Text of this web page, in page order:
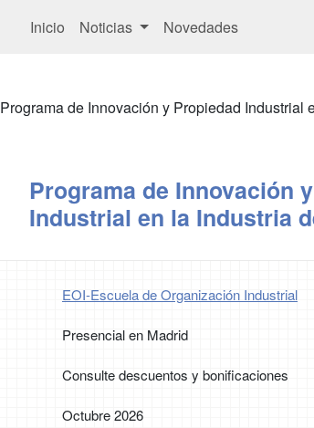
Inicio Noticias Novedades
Programa de Innovación y Propiedad Industrial
Programa de Innovación
Industrial en la Industria
EOI-Escuela de Organización Industrial
Presencial en Madrid
Consulte descuentos y bonificaciones
Octubre 2026